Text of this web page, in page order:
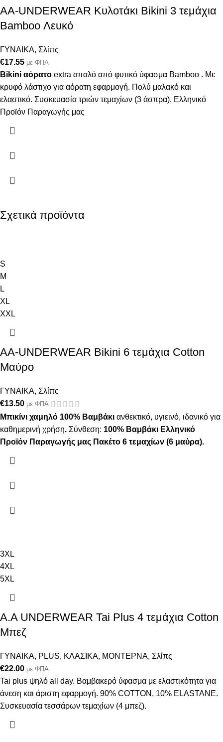
AA-UNDERWEAR Κυλοτάκι Bikini 3 τεμάχια
Bamboo Λευκό
ΓΥΝΑΙΚΑ, Σλίπς
€17.55 με ΦΠΑ
Bikini αόρατο extra απαλό από φυτικό ύφασμα Bamboo . Με
κρυφό λάστιχο για αόρατη εφαρμογή. Πολύ μαλακό και
ελαστικό. Συσκευασία τριών τεμαχίων (3 άσπρα). Ελληνικό
Προϊόν Παραγωγής μας
Σχετικά προϊόντα
S
M
L
XL
XXL
AA-UNDERWEAR Bikini 6 τεμάχια Cotton
Μαύρο
ΓΥΝΑΙΚΑ, Σλίπς
€13.50 με ΦΠΑ
Μπικίνι χαμηλό 100% Βαμβάκι ανθεκτικό, υγιεινό, ιδανικό για
καθημερινή χρήση. Σύνθεση: 100% Βαμβάκι Ελληνικό
Προϊόν Παραγωγής μας Πακέτο 6 τεμαχίων (6 μαύρα).
3XL
4XL
5XL
Α.A UNDERWEAR Tai Plus 4 τεμάχια Cotton
Μπεζ
ΓΥΝΑΙΚΑ, PLUS, ΚΛΑΣΙΚΑ, ΜΟΝΤΕΡΝΑ, Σλίπς
€22.00 με ΦΠΑ
Tai plus ψηλό all day. Βαμβακερό ύφασμα με ελαστικότητα για
άνεση και άριστη εφαρμογή. 90% COTTON, 10% ELASTANΕ.
Συσκευασία τεσσάρων τεμαχίων (4 μπεζ).